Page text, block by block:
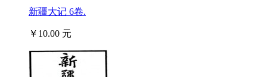
新疆大记 6卷.
￥10.00 元